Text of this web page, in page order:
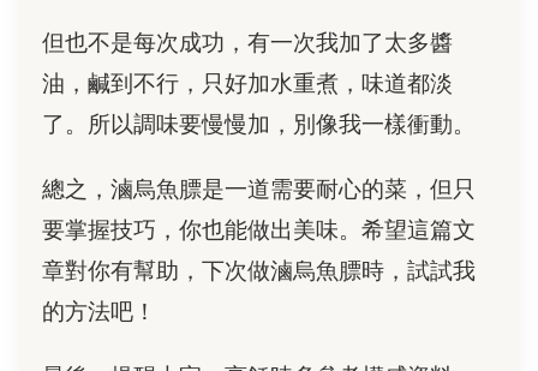
但也不是每次成功，有一次我加了太多醬
油，鹹到不行，只好加水重煮，味道都淡
了。所以調味要慢慢加，別像我一樣衝動。
總之，滷烏魚膘是一道需要耐心的菜，但只
要掌握技巧，你也能做出美味。希望這篇文
章對你有幫助，下次做滷烏魚膘時，試試我
的方法吧！